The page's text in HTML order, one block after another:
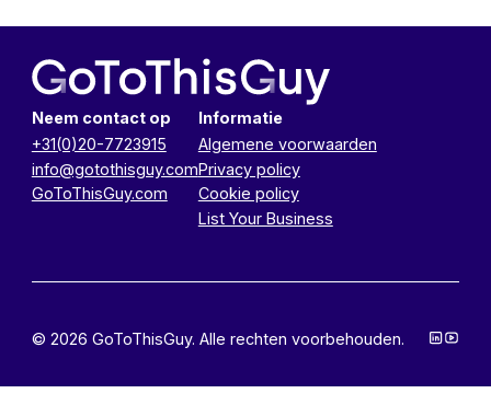
Neem contact op
+31(0)20-7723915
info@gotothisguy.com
GoToThisGuy.com
Informatie
Algemene voorwaarden
Privacy policy
Cookie policy
List Your Business
© 2026 GoToThisGuy. Alle rechten voorbehouden.